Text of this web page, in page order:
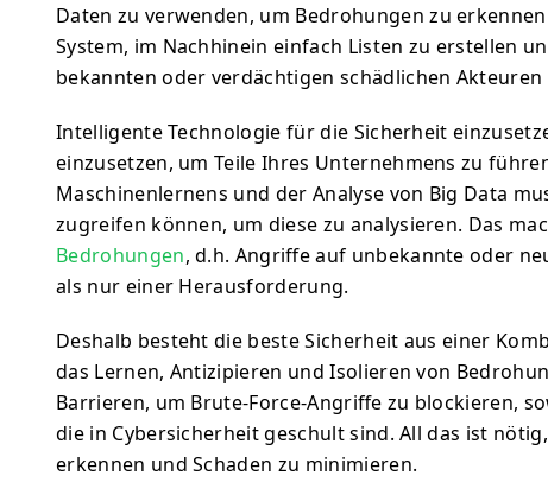
Daten zu verwenden, um Bedrohungen zu
System, im Nachhinein einfach Listen zu erstellen
bekannten oder verdächtigen schädlichen
Intelligente Technologie für die Sicherheit
einzusetzen, um Teile Ihres Unternehmens zu
Maschinenlernens und der Analyse von Big Data
zugreifen können, um diese zu analysieren. Das
Bedrohungen, d.h. Angriffe auf unbekannte oder
als nur einer Herausforderung.
Deshalb besteht die beste Sicherheit aus einer
das Lernen, Antizipieren und Isolieren von
Barrieren, um Brute-Force-Angriffe zu blockieren,
die in Cybersicherheit geschult sind. All das ist
erkennen und Schaden zu minimieren.